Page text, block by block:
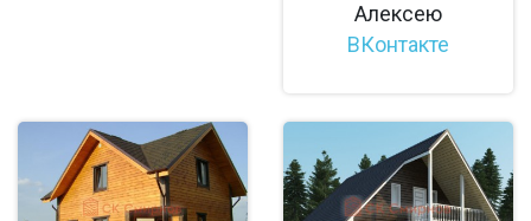
Алексею
ВКонтакте